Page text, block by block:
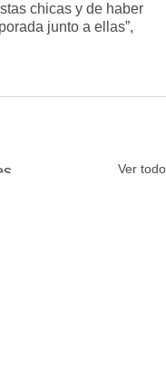
chicas y de haber
junto a ellas”,
Ver todo